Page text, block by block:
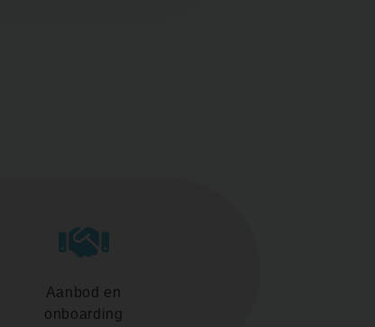
Aanbod en
onboarding